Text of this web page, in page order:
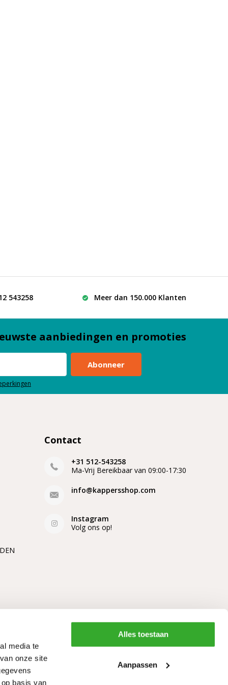
media te
onze site
basis van
Alles toestaan
Aanpassen
543258 Meer dan 150.000 Klanten
aanbiedingen en promoties
Abonneer
Contact
+31 512-543258
Ma-Vrij Bereikbaar van 09:00-17:30
info@kappersshop.com
Instagram
Volg ons op!